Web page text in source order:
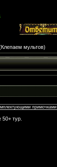
мультов)
примочками
тур.